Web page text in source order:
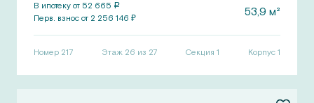
В ипотеку от 52 665 a
Перв. взнос от 2 256 146 ₽ 53,9 м²
Номер 217 Этаж 26 из 27 Секция1 Корпус 1